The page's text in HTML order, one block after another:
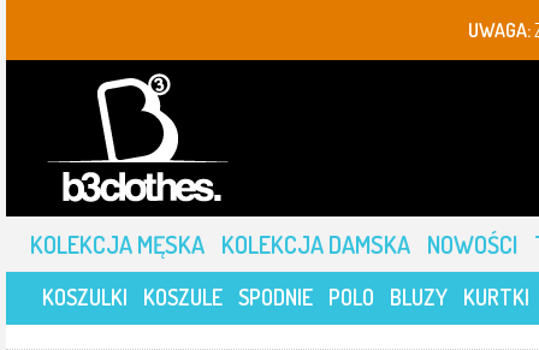
UWAGA:
KOLEKCJA MĘSKA KOLEKCJA DAMSKA NOWOŚCI
KOSZULKI KOSZULE SPODNIE POLO BLUZY KURTKI